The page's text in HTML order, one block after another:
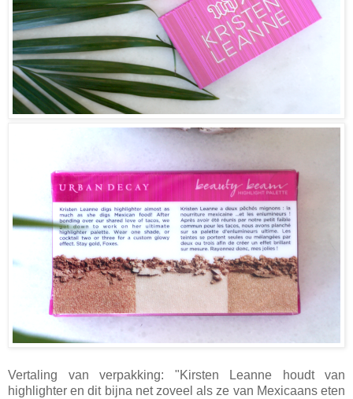
Vertaling van verpakking: "Kirsten Leanne houdt van
highlighter en dit bijna net zoveel als ze van Mexicaans eten